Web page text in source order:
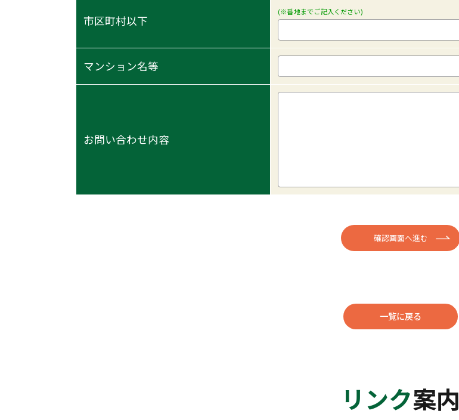
市区町村以下
(※番地までご記入ください)
マンション名等
お問い合わせ内容
一覧に戻る
リンク案内